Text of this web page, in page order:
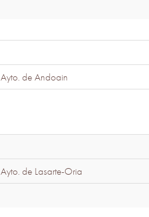
Ayto. de Andoain
Ayto. de Lasarte-Oria